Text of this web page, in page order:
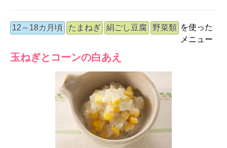
12～18カ月頃 たまねぎ 絹ごし豆腐 野菜類 を使った
メニュー
玉ねぎとコーンの白あえ